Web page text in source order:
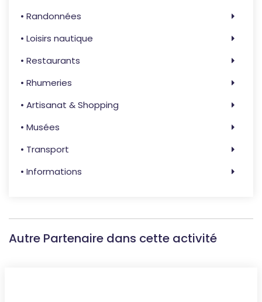
• Randonnées
• Loisirs nautique
• Restaurants
• Rhumeries
• Artisanat & Shopping
• Musées
• Transport
• Informations
Autre Partenaire dans cette activité